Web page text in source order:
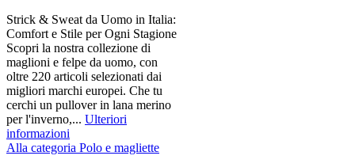
Strick & Sweat da Uomo in Italia:
Comfort e Stile per Ogni Stagione
Scopri la nostra collezione di
maglioni e felpe da uomo, con
oltre 220 articoli selezionati dai
migliori marchi europei. Che tu
cerchi un pullover in lana merino
per l'inverno,... Ulteriori
informazioni
Alla categoria Polo e magliette